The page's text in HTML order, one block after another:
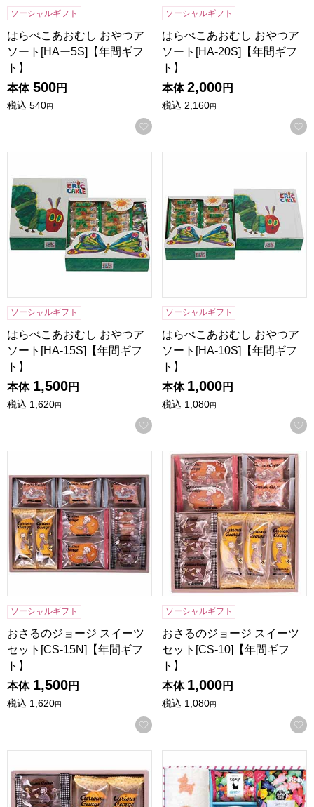
ソーシャルギフト
はらぺこあおむし おやつア
ソート[HAー5S]【年間ギフ
ト】
本体 500円
税込 540円
お気に入りに登録する
ソーシャルギフト
はらぺこあおむし おやつア
ソート[HA-20S]【年間ギフ
ト】
本体 2,000円
税込 2,160円
ソーシャルギフト
はらぺこあおむし おやつア
ソート[HA-15S]【年間ギフ
ト】
本体 1,500円
税込 1,620円
お気に入りに登録する
ソーシャルギフト
はらぺこあおむし おやつア
ソート[HA-10S]【年間ギフ
ト】
本体 1,000円
税込 1,080円
おさるのジョージ スイーツセット[CS-15N]【年間ギフト】
ソーシャルギフト
おさるのジョージ スイーツ
セット[CS-15N]【年間ギフ
ト】
本体 1,500円
税込 1,620円
お気に入りに登録する
おさるのジョージ スイーツ
ソーシャルギフト
おさるのジョージ スイーツ
セット[CS-10]【年間ギフ
ト】
本体 1,000円
税込 1,080円